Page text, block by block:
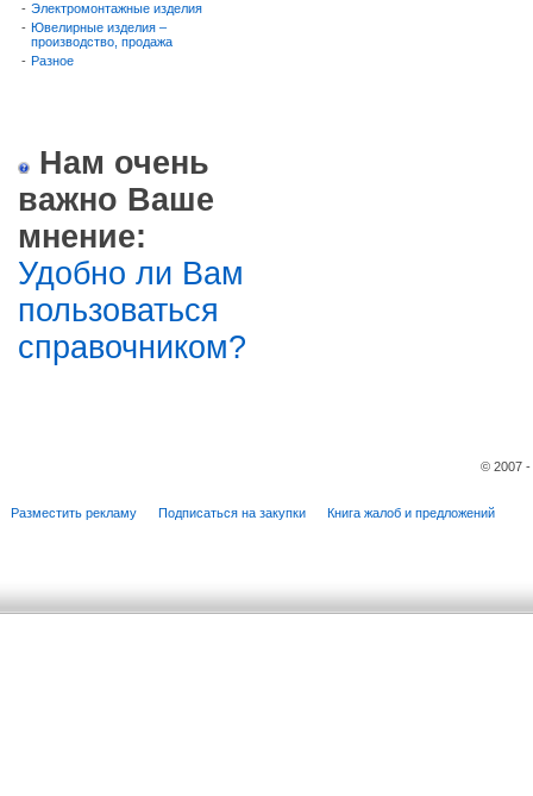
- Электромонтажные изделия
- Ювелирные изделия –
производство, продажа
- Разное
Нам очень
важно Ваше
мнение:
Удобно ли Вам
пользоваться
справочником?
© 2007
Разместить рекламу Подписаться на закупки Книга жалоб и предложений